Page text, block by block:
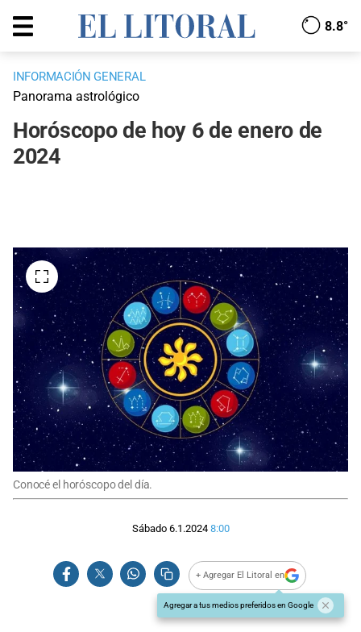
8.8°
INFORMACIÓN GENERAL
Panorama astrológico
Horóscopo de hoy 6 de enero de
2024
Conocé el horóscopo del día.
Sábado 6.1.2024 8:00
+ Agregar El Litoral en
Agregar a tus medios preferidos en Google